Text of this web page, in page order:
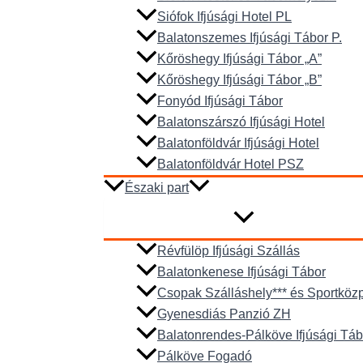
Siófok Ifjúsági Hotel PL
Balatonszemes Ifjúsági Tábor P.
Kőröshegy Ifjúsági Tábor „A”
Kőröshegy Ifjúsági Tábor „B”
Fonyód Ifjúsági Tábor
Balatonszárszó Ifjúsági Hotel
Balatonföldvár Ifjúsági Hotel
Balatonföldvár Hotel PSZ
Északi part
Révfülöp Ifjúsági Szállás
Balatonkenese Ifjúsági Tábor
Csopak Szálláshely*** és
Gyenesdiás Panzió ZH
Balatonrendes-Pálköve Ifjúsági
Pálköve Fogadó